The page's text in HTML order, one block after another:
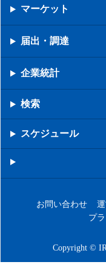
マーケット
届出・調達
企業統計
検索
スケジュール
お問い合わせ
プ
Copyright ©